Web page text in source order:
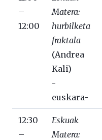
–
12:00
Matera:
hurbilketa
fraktala
(Andrea
Kali)
-
euskara-
12:30
–
Eskuak
Matera: